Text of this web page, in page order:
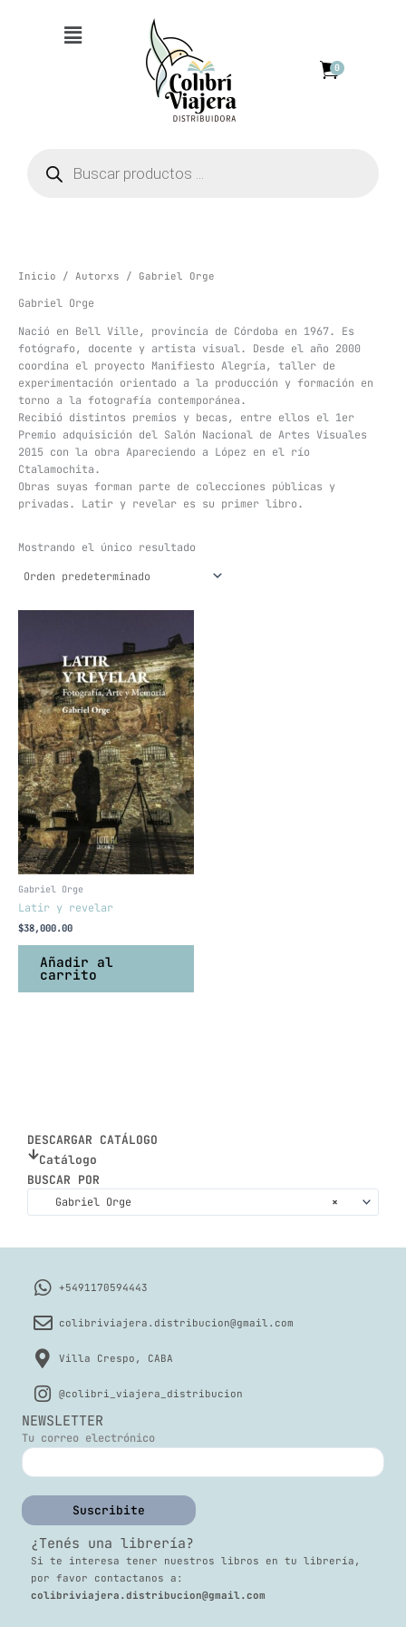
Menú
0
productos
DESCARGAR CATÁLOGO
Catálogo
BUSCAR POR
×
Gabriel Orge
Inicio / Autorxs / Gabriel Orge
Gabriel Orge
Nació en Bell Ville, provincia de Córdoba en 1967. Es
fotógrafo, docente y artista visual. Desde el año 2000
coordina el proyecto Manifiesto Alegría, taller de
experimentación orientado a la producción y formación en
torno a la fotografía contemporánea.
Recibió distintos premios y becas, entre ellos el 1er
Premio adquisición del Salón Nacional de Artes Visuales
2015 con la obra Apareciendo a López en el río
Ctalamochita.
Obras suyas forman parte de colecciones públicas y
privadas. Latir y revelar es su primer libro.
Mostrando el único resultado
Gabriel Orge
Latir y revelar
$38,000.00
Añadir al
carrito
+5491170594443
colibriviajera.distribucion@gmail.com
Villa Crespo, CABA
@colibri_viajera_distribucion
NEWSLETTER
Tu correo electrónico
¿Tenés una librería?
Si te interesa tener nuestros libros en tu librería,
por favor contactanos a:
colibriviajera.distribucion@gmail.com